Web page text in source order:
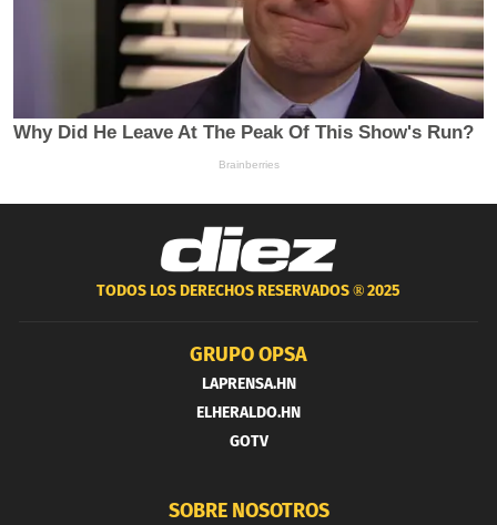
TODOS LOS DERECHOS RESERVADOS ®2025
GRUPO OPSA
LAPRENSA.HN
ELHERALDO.HN
GOTV
SOBRE NOSOTROS